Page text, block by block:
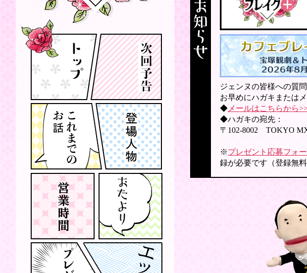
ジェンヌの皆様への質
お早めにハガキまたは
◆ メールはこちらから
◆ハガキの宛先：
〒102-8002 TOKYO
※プレゼント応募フォ
録が必要です（登録無料